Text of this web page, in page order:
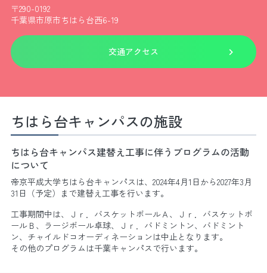
〒290-0192
千葉県市原市ちはら台西6-19
交通アクセス
ちはら台キャンパスの施設
ちはら台キャンパス建替え工事に伴うプログラムの活動
について
帝京平成大学ちはら台キャンパスは、2024年4月1日から2027年3月
31日（予定）まで建替え工事を行います。
工事期間中は、Ｊｒ．バスケットボールＡ、Ｊｒ．バスケットボ
ールＢ、ラージボール卓球、Ｊｒ．バドミントン、バドミント
ン、チャイルドコオーディネーションは中止となります。
その他のプログラムは千葉キャンパスで行います。